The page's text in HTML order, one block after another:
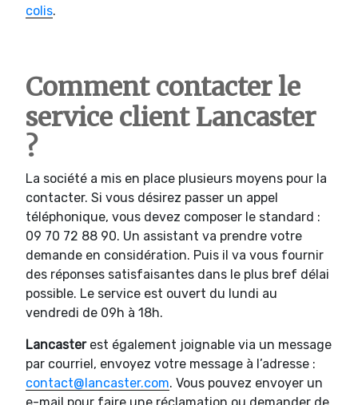
colis.
Comment contacter le
service client Lancaster
?
La société a mis en place plusieurs moyens pour la
contacter. Si vous désirez passer un appel
téléphonique, vous devez composer le standard :
09 70 72 88 90. Un assistant va prendre votre
demande en considération. Puis il va vous fournir
des réponses satisfaisantes dans le plus bref délai
possible. Le service est ouvert du lundi au
vendredi de 09h à 18h.
Lancaster est également joignable via un message
par courriel, envoyez votre message à l’adresse :
contact@lancaster.com. Vous pouvez envoyer un